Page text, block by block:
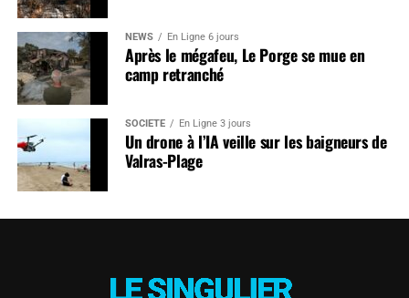
NEWS En Ligne 6 jours
Après le mégafeu, Le Porge se mue en
camp retranché
SOCIÉTÉ En Ligne 3 jours
Un drone à l’IA veille sur les baigneurs de
Valras-Plage